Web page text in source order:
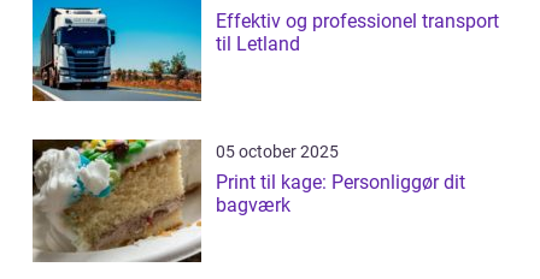
Effektiv og professionel transport
til Letland
05 october 2025
Print til kage: Personliggør dit
bagværk